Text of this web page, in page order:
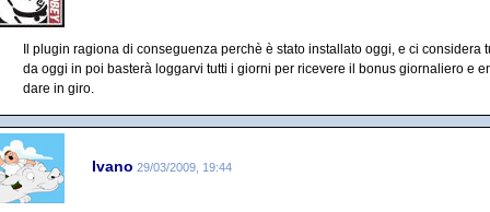
Il plugin ragiona di conseguenza perchè è stato installato oggi, e ci
da oggi in poi basterà loggarvi tutti i giorni per ricevere il bonus giornaliero e
dare in giro.
Ivano 29/03/2009, 19:44